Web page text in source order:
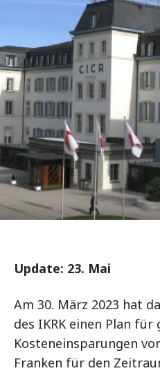
Update: 23. Mai
Am 30. März 2023 hat
des IKRK einen Plan für
Kosteneinsparungen
Franken für den